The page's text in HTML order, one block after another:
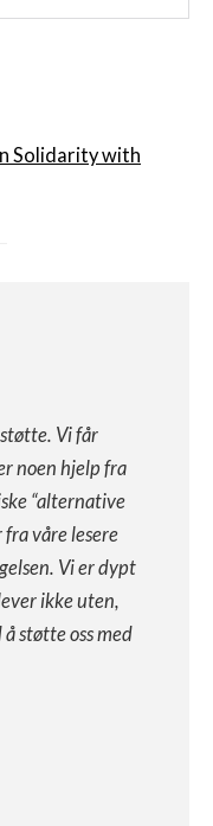
Solidarity with
Vi får
noen hjelp fra
“alternative
våre lesere
Vi er dypt
ikke uten,
støtte oss med